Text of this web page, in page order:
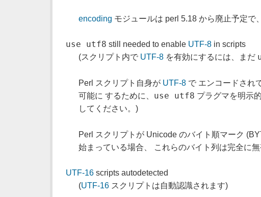
encoding モジュールは perl 5.18 から廃止予定で
use utf8 still needed to enable UTF-8in scripts
(スクリプト内で UTF-8 を有効にするには、まだ
Perl スクリプト自身が UTF-8 で エンコードされ
可能に するために、 use utf8 プラグマを明示
してください。)
Perl スクリプトが Unicode のバイト順マーク
始まっている場合、 これらのバイト列は完全に無
UTF-16scripts autodetected
(UTF-16 スクリプトは自動認識されます)